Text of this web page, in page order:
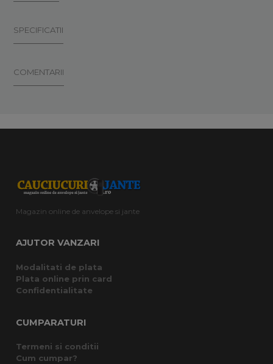
SPECIFICATII
COMENTARII
Magazin online de anvelope si jante
AJUTOR VANZARI
Modalitati de plata
Plata online prin card
Confidentialitate
CUMPARATURI
Termeni si conditii
Cum cumpar?